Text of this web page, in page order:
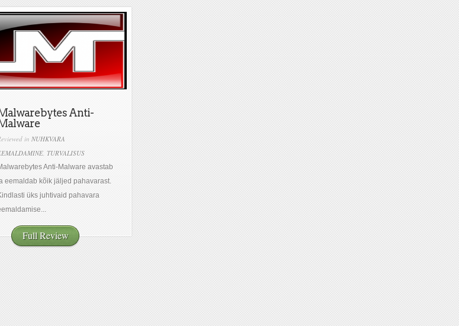
Anti-
in NUHKVARA
, TURVALISUS
Anti-Malware avastab
eemaldab kõik jäljed pahavarast.
üks juhtivaid pahavara
Full Review